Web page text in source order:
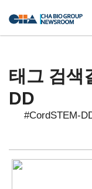
태그 검색
DD
#CordSTEM-